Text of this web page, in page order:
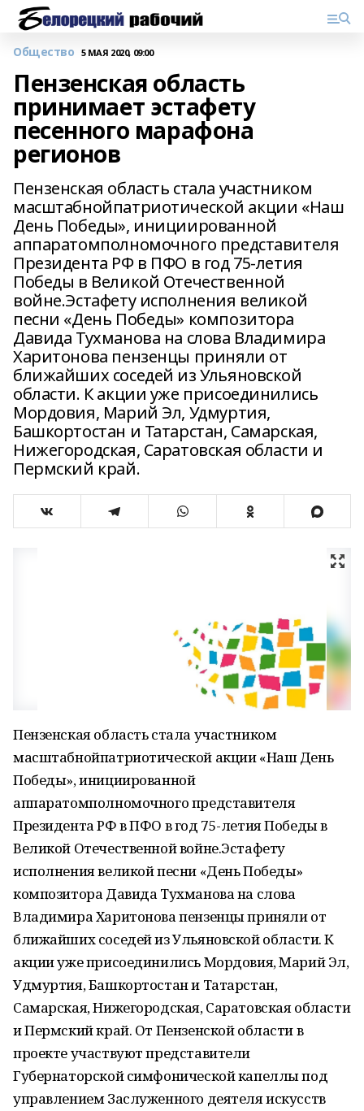
Общество 5 МАЯ 2020, 09:00
Пензенская область
принимает эстафету
песенного марафона
регионов
Пензенская область стала участником
масштабнойпатриотической акции «Наш
День Победы», инициированной
аппаратомполномочного представителя
Президента РФ в ПФО в год 75-летия
Победы в Великой Отечественной
войне.Эстафету исполнения великой
песни «День Победы» композитора
Давида Тухманова на слова Владимира
Харитонова пензенцы приняли от
ближайших соседей из Ульяновской
области. К акции уже присоединились
Мордовия, Марий Эл, Удмуртия,
Башкортостан и Татарстан, Самарская,
Нижегородская, Саратовская области и
Пермский край.
Пензенская область стала участником
масштабнойпатриотической акции «Наш День
Победы», инициированной
аппаратомполномочного представителя
Президента РФ в ПФО в год 75-летия Победы в
Великой Отечественной войне.Эстафету
исполнения великой песни «День Победы»
композитора Давида Тухманова на слова
Владимира Харитонова пензенцы приняли от
ближайших соседей из Ульяновской области. К
акции уже присоединились Мордовия, Марий Эл,
Удмуртия, Башкортостан и Татарстан,
Самарская, Нижегородская, Саратовская области
и Пермский край. От Пензенской области в
проекте участвуют представители
Губернаторской симфонической капеллы под
управлением Заслуженного деятеля искусств